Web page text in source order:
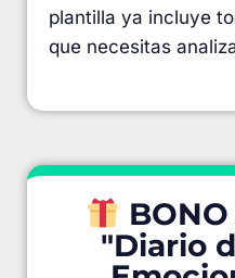
plantilla ya incluye
que necesitas
"Diario